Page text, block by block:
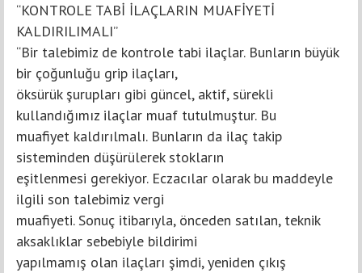
“KONTROLE TABİ İLAÇLARIN MUAFİYETİ
KALDIRILIMALI”
“Bir talebimiz de kontrole tabi ilaçlar. Bunların büyük
bir çoğunluğu grip ilaçları,
öksürük şurupları gibi güncel, aktif, sürekli
kullandığımız ilaçlar muaf tutulmuştur. Bu
muafiyet kaldırılmalı. Bunların da ilaç takip
sisteminden düşürülerek stokların
eşitlenmesi gerekiyor. Eczacılar olarak bu maddeyle
ilgili son talebimiz vergi
muafiyeti. Sonuç itibarıyla, önceden satılan, teknik
aksaklıklar sebebiyle bildirimi
yapılmamış olan ilaçları şimdi, yeniden çıkış